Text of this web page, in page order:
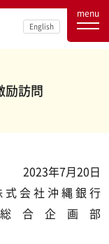
English
menu
励訪問
2023年7月20日
式 会 社 沖 縄 銀 行
総 合 企 画 部